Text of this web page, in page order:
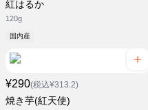
紅はるか
120g
国内産
¥290(税込¥313.2)
焼き芋(紅天使)